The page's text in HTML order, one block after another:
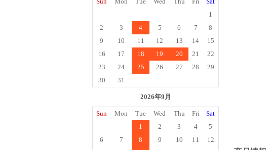
1
2
3 4 5 6 7
8
9
10 11 12 13 14
15
16
17 18 19 20 21
22
23
24 25 26 27 28
29
30
31
2026年9月
Sun Mon Tue Wed Thu Fri
Sat
1
2 3 4
5
6
7 8 9 10 11
12